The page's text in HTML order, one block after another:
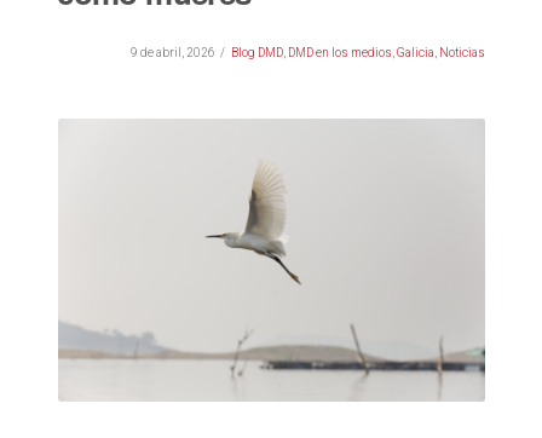
9 de abril, 2026 Blog DMD, DMD en los medios Galicia Noticias